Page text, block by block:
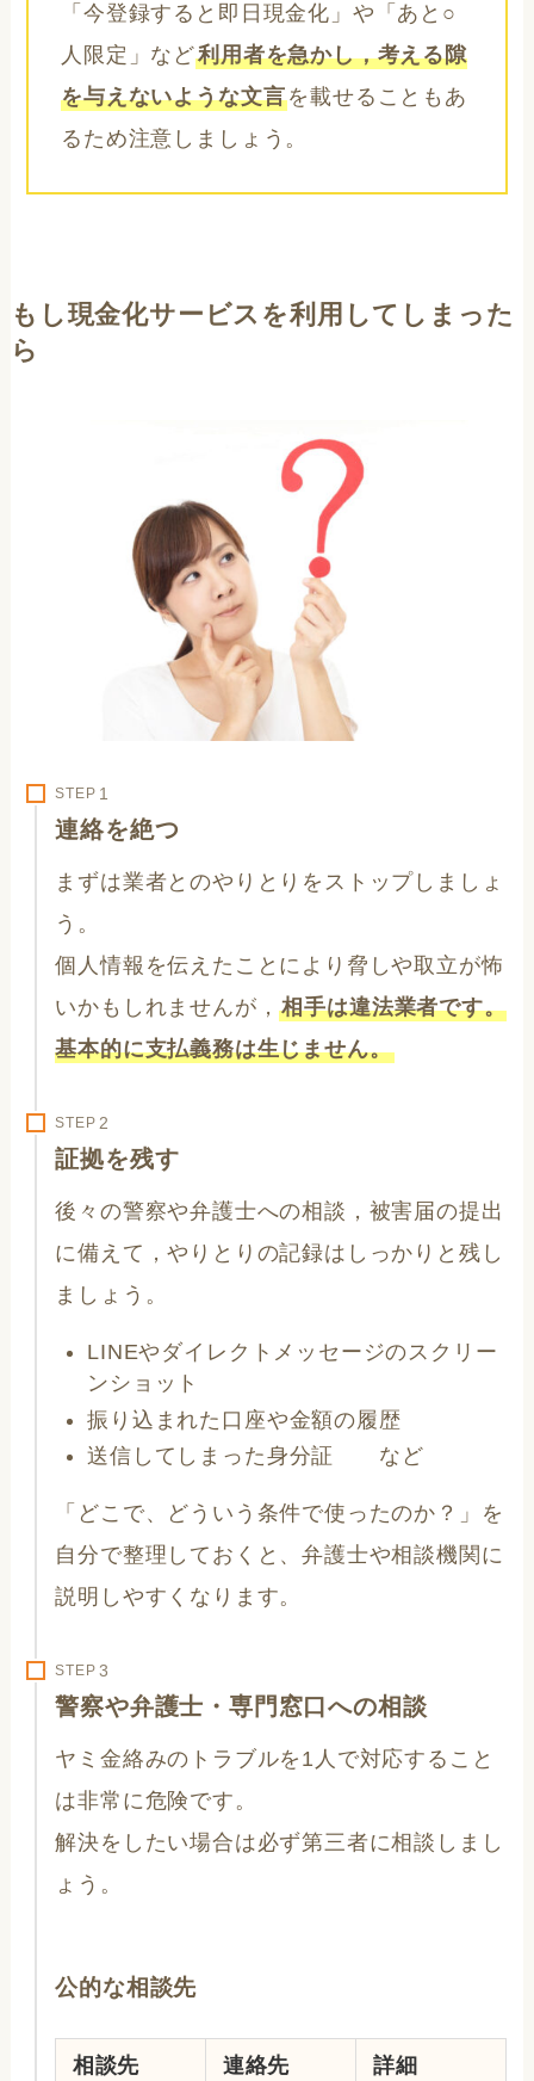
「今登録すると即日現金化」や「あと○
人限定」など利用者を急かし，考える隙
を与えないような文言を載せることもあ
るため注意しましょう。
もし現金化サービスを利用してしまった
ら
STEP
連絡を絶つ
まずは業者とのやりとりをストップしましょ
う。
個人情報を伝えたことにより脅しや取立が怖
いかもしれませんが，相手は違法業者です。
基本的に支払義務は生じません。
STEP
証拠を残す
後々の警察や弁護士への相談，被害届の提出
に備えて，やりとりの記録はしっかりと残し
ましょう。
LINEやダイレクトメッセージのスクリー
ンショット
振り込まれた口座や金額の履歴
送信してしまった身分証 など
「どこで、どういう条件で使ったのか？」を
自分で整理しておくと、弁護士や相談機関に
説明しやすくなります。
STEP
警察や弁護士・専門窓口への相談
ヤミ金絡みのトラブルを1人で対応すること
は非常に危険です。
解決をしたい場合は必ず第三者に相談しまし
ょう。
公的な相談先
相談先 連絡先 詳細